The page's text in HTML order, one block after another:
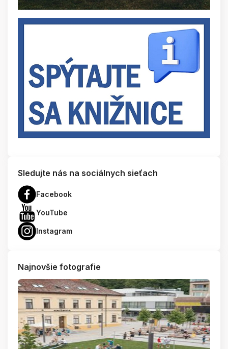
Sledujte nás na sociálnych sieťach
Facebook
YouTube
Instagram
Najnovšie fotografie